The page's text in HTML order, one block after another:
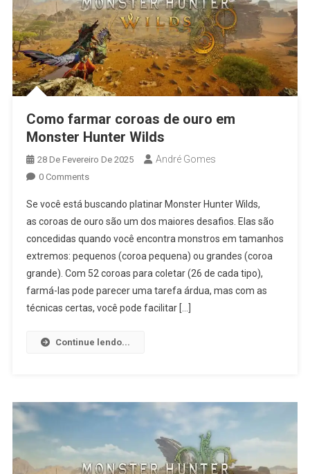
Como farmar coroas de ouro em
Monster Hunter Wilds
28 De Fevereiro De 2025 André Gomes
0 Comments
Se você está buscando platinar Monster Hunter Wilds,
as coroas de ouro são um dos maiores desafios. Elas são
concedidas quando você encontra monstros em tamanhos
extremos: pequenos (coroa pequena) ou grandes (coroa
grande). Com 52 coroas para coletar (26 de cada tipo),
farmá-las pode parecer uma tarefa árdua, mas com as
técnicas certas, você pode facilitar […]
Continue lendo...